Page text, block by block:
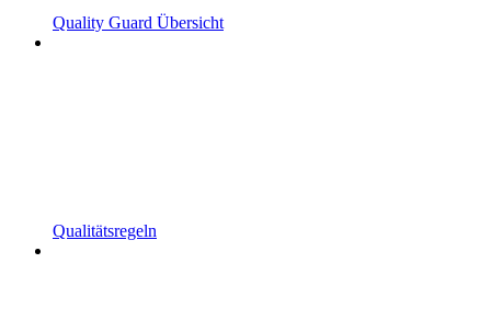
Quality Guard Übersicht
Qualitätsregeln